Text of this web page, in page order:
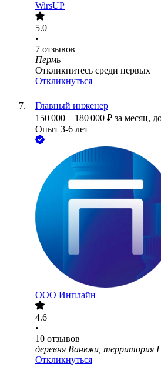
WirsUP
5.0
•
7 отзывов
Пермь
Откликнитесь среди первых
Откликнуться
Главный инженер
150 000 – 180 000 ₽ за месяц,
Опыт 3-6 лет
ООО Инплайн
4.6
•
10 отзывов
деревня Ванюки, территория
Откликнуться